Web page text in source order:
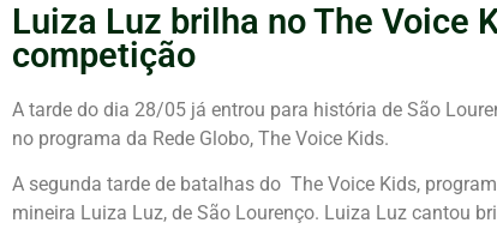
Luiza Luz brilha no The Voice
competição
A tarde do dia 28/05 já entrou para história de São
no programa da Rede Globo, The Voice Kids.
A segunda tarde de batalhas do The Voice Kids,
mineira Luiza Luz, de São Lourenço. Luiza Luz cantou